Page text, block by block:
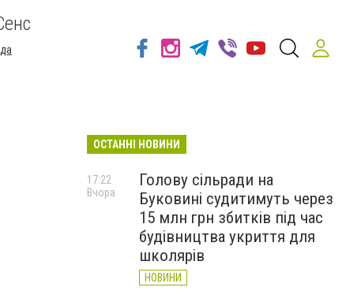
ОСТАННІ НОВИНИ
Голову сільради на
Буковині судитимуть через
15 млн грн збитків під час
будівництва укриття для
школярів
НОВИНИ
17:22
Вчора